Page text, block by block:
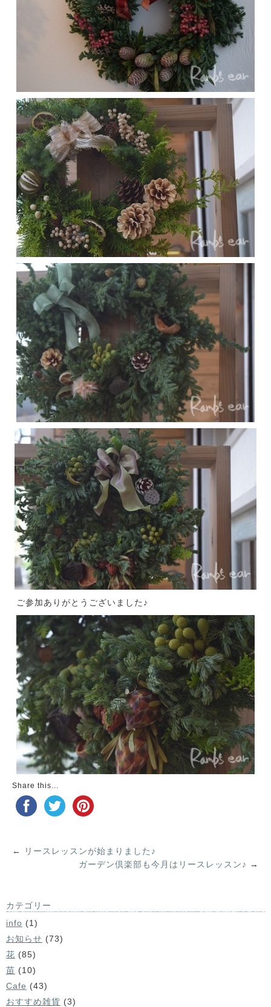
ご参加ありがとうございました♪
Share this...
←
リースレッスンが始まりました♪
ガーデン倶楽部も今月はリースレッスン♪ →
カテゴリー
info (1)
お知らせ (73)
花 (85)
苗 (10)
Cafe (43)
おすすめ雑貨 (3)